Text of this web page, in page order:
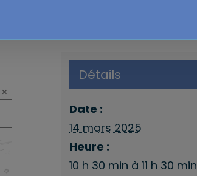
×
Détails
Date :
14 mars 2025
Heure :
10 h 30 min à 11 h 30 min